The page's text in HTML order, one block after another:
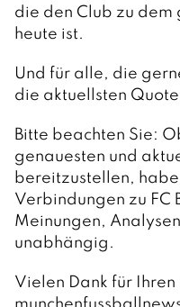
die den Club zu
heute ist.
Und für alle, die
die aktuellsten
Bitte beachten Sie:
genauesten und
bereitzustellen,
Verbindungen zu FC
Meinungen,
unabhängig.
Vielen Dank für Ihren